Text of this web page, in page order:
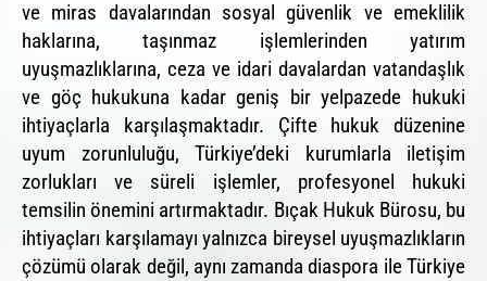
ve miras davalarından sosyal güvenlik ve emeklilik
haklarına, taşınmaz işlemlerinden yatırım
uyuşmazlıklarına, ceza ve idari davalardan vatandaşlık
ve göç hukukuna kadar geniş bir yelpazede hukuki
ihtiyaçlarla karşılaşmaktadır. Çifte hukuk düzenine
uyum zorunluluğu, Türkiye’deki kurumlarla iletişim
zorlukları ve süreli işlemler, profesyonel hukuki
temsilin önemini artırmaktadır. Bıçak Hukuk Bürosu, bu
ihtiyaçları karşılamayı yalnızca bireysel uyuşmazlıkların
çözümü olarak değil, aynı zamanda diaspora ile Türkiye